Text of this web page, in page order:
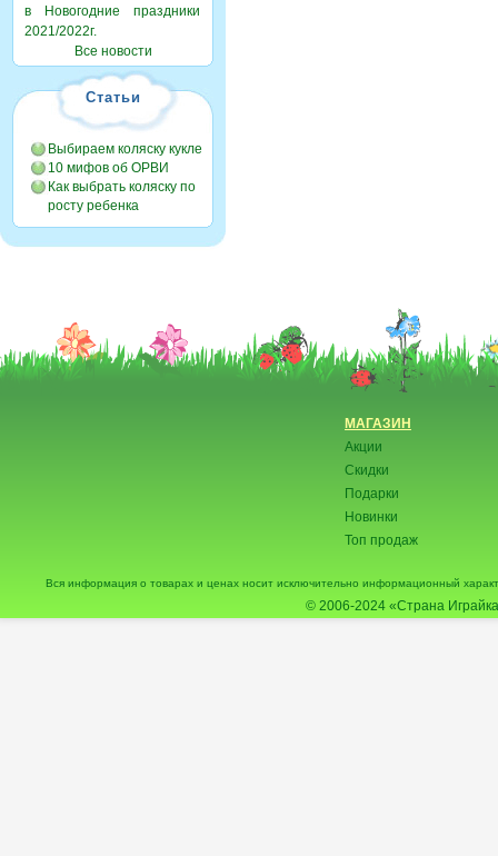
в Новогодние праздники
2021/2022г.
Все новости
Статьи
Выбираем коляску кукле
10 мифов об ОРВИ
Как выбрать коляску по
росту ребенка
МАГАЗИН
Акции
Скидки
Подарки
Новинки
Топ продаж
Вся информация о товарах и ценах носит исключительно информационный
© 2006-2024 «Страна